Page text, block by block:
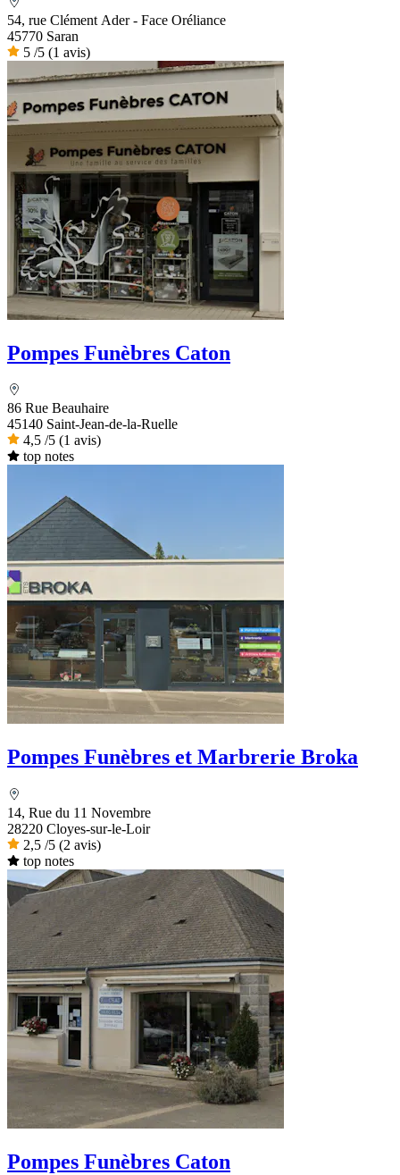
54, rue Clément Ader - Face Oréliance
45770 Saran
5 /5 (1 avis)
Pompes Funèbres Caton
86 Rue Beauhaire
45140 Saint-Jean-de-la-Ruelle
4,5 /5 (1 avis)
top notes
Pompes Funèbres et Marbrerie Broka
14, Rue du 11 Novembre
28220 Cloyes-sur-le-Loir
2,5 /5 (2 avis)
top notes
Pompes Funèbres Caton